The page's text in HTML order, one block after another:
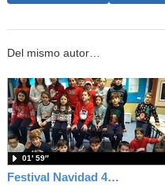
Del mismo autor…
Festival Navidad 4ºD año 2022
01′ 59″